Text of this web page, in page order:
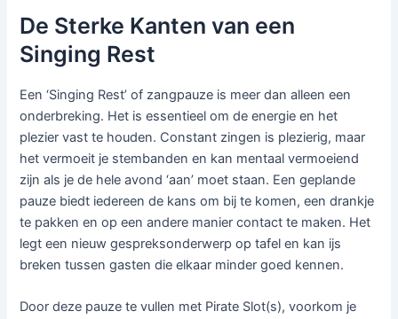
De Sterke Kanten van een
Singing Rest
Een ‘Singing Rest’ of zangpauze is meer dan alleen een
onderbreking. Het is essentieel om de energie en het
plezier vast te houden. Constant zingen is plezierig, maar
het vermoeit je stembanden en kan mentaal vermoeiend
zijn als je de hele avond ‘aan’ moet staan. Een geplande
pauze biedt iedereen de kans om bij te komen, een drankje
te pakken en op een andere manier contact te maken. Het
legt een nieuw gespreksonderwerp op tafel en kan ijs
breken tussen gasten die elkaar minder goed kennen.
Door deze pauze te vullen met Pirate Slot(s), voorkom je